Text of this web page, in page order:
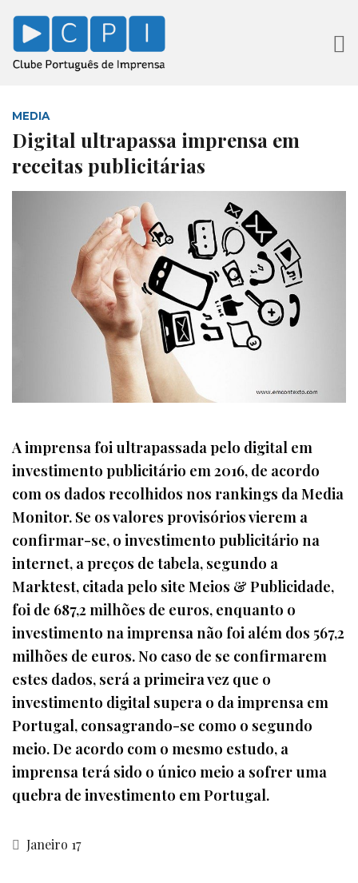
MEDIA
Digital ultrapassa imprensa em
receitas publicitárias
A imprensa foi ultrapassada pelo digital em
investimento publicitário em 2016, de acordo
com os dados recolhidos nos rankings da Media
Monitor. Se os valores provisórios vierem a
confirmar-se, o investimento publicitário na
internet, a preços de tabela, segundo a
Marktest, citada pelo site Meios & Publicidade,
foi de 687,2 milhões de euros, enquanto o
investimento na imprensa não foi além dos 567,2
milhões de euros. No caso de se confirmarem
estes dados, será a primeira vez que o
investimento digital supera o da imprensa em
Portugal, consagrando-se como o segundo
meio. De acordo com o mesmo estudo, a
imprensa terá sido o único meio a sofrer uma
quebra de investimento em Portugal.
Janeiro 17